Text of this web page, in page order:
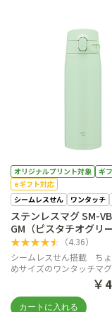
オリジナルプリント対象
ギ
eギフト対応
シームレスせん
ワンタッチ
ステンレスマグ SM-
GM（ピスタチオグリー
★★★★★ （4.36）
シームレスせん搭載 ち
めサイズのワンタッチマグ
￥